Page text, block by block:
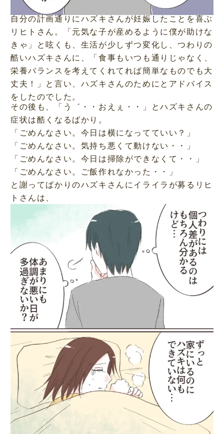
自分の計画通りにハズキさんが妊娠したことを喜ぶ
リヒトさん。「元気な子が産めるように僕が助けな
きゃ」と呟くも、生活が少しずつ変化し、つわりの
酷いハズキさんに、「食事もいつも通りじゃなく、
栄養バランスを考えてくれてれば簡単なものでも大
丈夫！」と言い、ハズキさんのためにとアドバイス
をしたのでした。
その後も、「う゛・・おえぇ・・」とハズキさんの
症状は酷くなるばかり。
「ごめんなさい。今日は横になってていい？」
「ごめんなさい。気持ち悪くて動けない・・」
「ごめんなさい。今日は掃除ができなくて・・」
「ごめんなさい。ご飯作れなかった・・」
と謝ってばかりのハズキさんにイライラが募るリヒ
トさんは、